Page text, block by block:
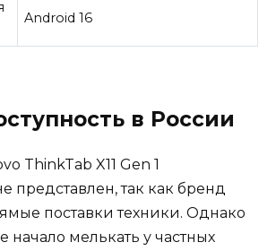
Android 16
в России
ThinkTab X11 Gen 1
представлен, так как бренд
поставки техники. Однако
начало мелькать у частных